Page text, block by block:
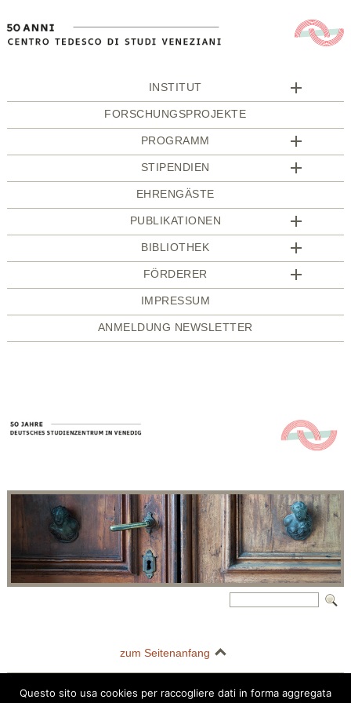
INSTITUT
FORSCHUNGSPROJEKTE
PROGRAMM
STIPENDIEN
EHRENGÄSTE
PUBLIKATIONEN
BIBLIOTHEK
FÖRDERER
IMPRESSUM
ANMELDUNG NEWSLETTER
zum Seitenanfang
Deutsches Studienzentrum in Venedig | Palazzo Barbarigo della Terrazza |
Questo sito usa cookies per raccogliere dati in forma aggregata